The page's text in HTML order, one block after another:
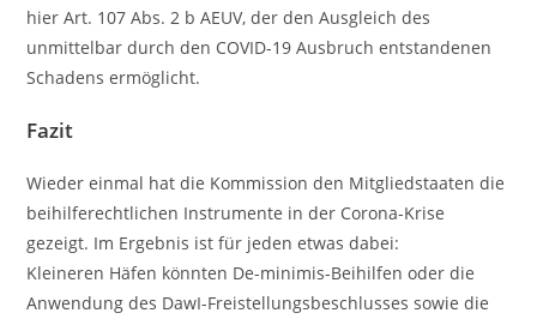
hier Art. 107 Abs. 2 b AEUV, der den Ausgleich des
unmittelbar durch den COVID-19 Ausbruch entstandenen
Schadens ermöglicht.
Fazit
Wieder einmal hat die Kommission den Mitgliedstaaten die
beihilferechtlichen Instrumente in der Corona-Krise
gezeigt. Im Ergebnis ist für jeden etwas dabei:
Kleineren Häfen könnten De-minimis-Beihilfen oder die
Anwendung des DawI-Freistellungsbeschlusses sowie die